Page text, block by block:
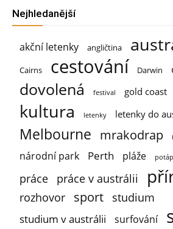
Nejhledanější
akční letenky angličtina
Cairns cestování Darwin
dovolená festival gold coast
kultura letenky letenky do
Melbourne mrakodrap
národní park Perth pláže
práce práce v austrálii
rozhovor sport studium
studium v austrálii surfování